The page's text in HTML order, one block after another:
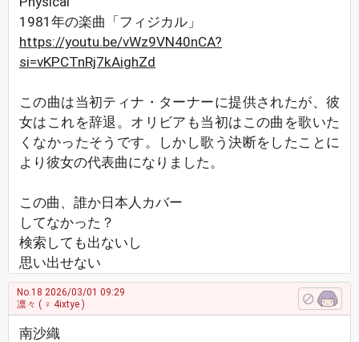
1981年の楽曲「フィジカル」
https://youtu.be/vWz9VN40nCA?
si=vKPCTnRj7kAighZd
この曲は当初ティナ・ターナーに提供されたが、彼
女はこれを辞退。オリビアも当初はこの曲を歌いた
くなかったそうです。しかし歌う決断をしたことに
より彼女の代表曲になりました。
この曲、誰か日本人カバー
してなかった？
検索しても出ないし
思い出せない
No.18 2026/03/01 09:29
凛々 ( ♀ 4ixtye )
南沙織